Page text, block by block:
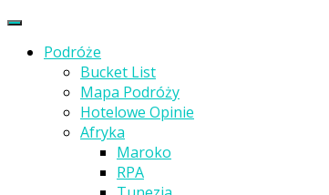
Podróże
Bucket List
Mapa Podróży
Hotelowe Opinie
Afryka
Maroko
RPA